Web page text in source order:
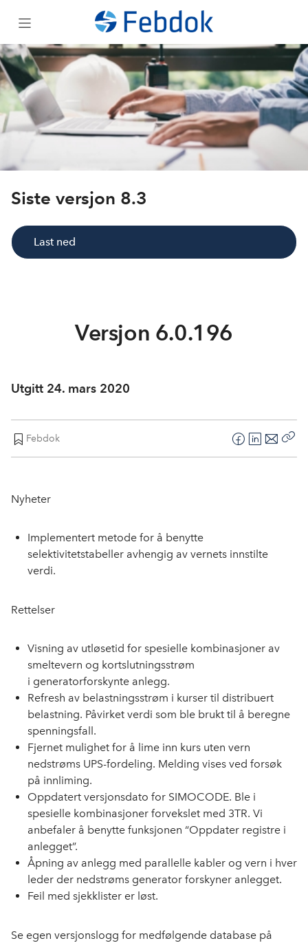
Siste versjon 8.3
Last ned
Om
Support
Febdok i sky
Kjøp
Versjon 6.0.196
Utgitt 24. mars 2020
Febdok
F
a
k
L
i
n
E
-
Nyheter
Implementert metode for å benytte
selektivitetstabeller avhengig av vernets innstilte
verdi.
Rettelser
Visning av utløsetid for spesielle kombinasjoner av
smeltevern og kortslutningsstrøm
i generatorforskynte anlegg.
Refresh av belastningsstrøm i kurser til distribuert
belastning. Påvirket verdi som ble brukt til å beregne
spenningsfall.
Fjernet mulighet for å lime inn kurs uten vern
nedstrøms UPS-fordeling. Melding vises ved forsøk
på innliming.
Oppdatert versjonsdato for SIMOCODE. Ble i
spesielle kombinasjoner forvekslet med 3TR. Vi
anbefaler å benytte funksjonen “Oppdater registre i
anlegget”.
Åpning av anlegg med parallelle kabler og vern i hver
leder der nedstrøms generator forskyner anlegget.
Feil med sjekklister er løst.
Se egen versjonslogg for medfølgende database på